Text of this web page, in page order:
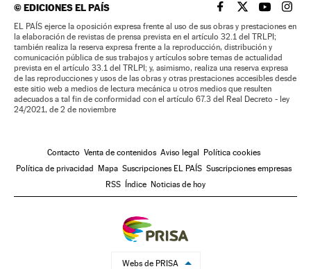
©EDICIONES EL PAÍS EL PAÍS BRASIL EN
EL PAÍSEL PAÍS
EL
EL PAÍS ejerce la oposición expresa frente al uso de sus obras y prestaciones en
la elaboración de revistas de prensa prevista en el artículo 32.1 del TRLPI;
también realiza la reserva expresa frente a la reproducción, distribución y
comunicación pública de sus trabajos y artículos sobre temas de actualidad
prevista en el artículo 33.1 del TRLPI; y, asimismo, realiza una reserva expresa
de las reproducciones y usos de las obras y otras prestaciones accesibles desde
este sitio web a medios de lectura mecánica u otros medios que resulten
adecuados a tal fin de conformidad con el artículo 67.3 del Real Decreto - ley
24/2021, de 2 de noviembre
Contacto Venta de contenidos Aviso legal Política cookies
Política de privacidad Mapa Suscripciones EL PAÍS Suscripciones empresas
RSS Índice Noticias de hoy
Webs de PRISA